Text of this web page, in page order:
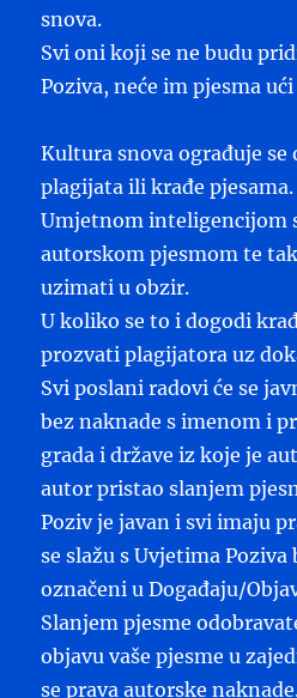
snova.
Svi oni koji se ne budu
Poziva, neće im pjesma
Kultura snova ograđuje se
plagijata ili krađe pjesama.
Umjetnom inteligencijom
autorskom pjesmom te
uzimati u obzir.
U koliko se to i dogodi
prozvati plagijatora uz
Svi poslani radovi će se
bez naknade s imenom i
grada i države iz koje je
autor pristao slanjem
Poziv je javan i svi imaju
se slažu s Uvjetima
označeni u Događaju/
Slanjem pjesme
objavu vaše pjesme u
se prava autorske